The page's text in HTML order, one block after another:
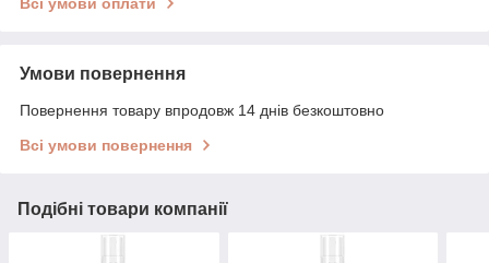
Всі умови оплати
Умови повернення
Повернення товару впродовж 14 днів безкоштовно
Всі умови повернення
Подібні товари компанії